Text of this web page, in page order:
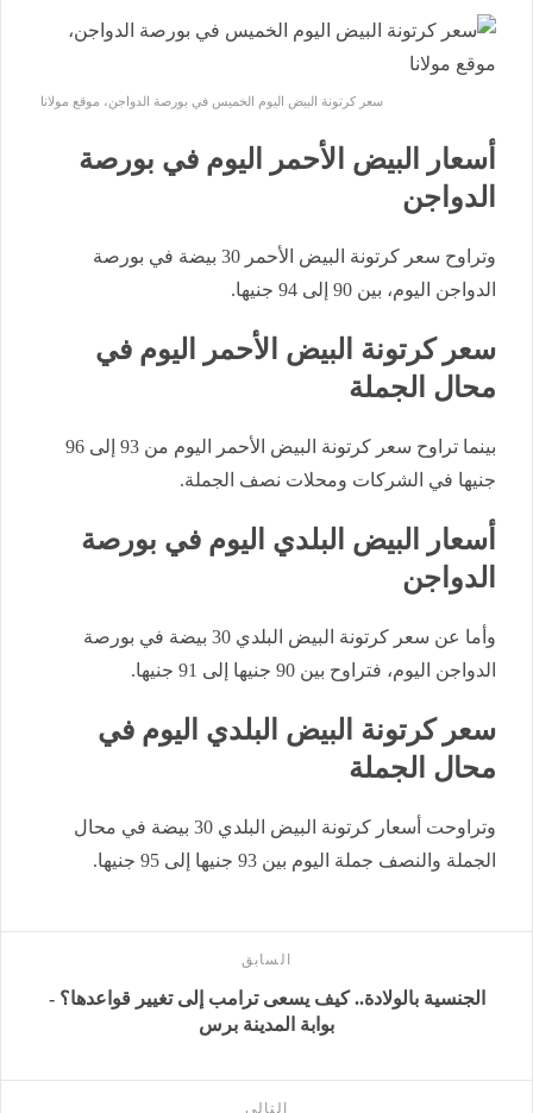
سعر كرتونة البيض اليوم الخميس في بورصة الدواجن، موقع مولانا
أسعار البيض الأحمر اليوم في بورصة
الدواجن
وتراوح سعر كرتونة البيض الأحمر 30 بيضة في بورصة
الدواجن اليوم، بين 90 إلى 94 جنيها.
سعر كرتونة البيض الأحمر اليوم في
محال الجملة
بينما تراوح سعر كرتونة البيض الأحمر اليوم من 93 إلى 96
جنيها في الشركات ومحلات نصف الجملة.
أسعار البيض البلدي اليوم في بورصة
الدواجن
وأما عن سعر كرتونة البيض البلدي 30 بيضة في بورصة
الدواجن اليوم، فتراوح بين 90 جنيها إلى 91 جنيها.
سعر كرتونة البيض البلدي اليوم في
محال الجملة
وتراوحت أس
عار كرتونة البيض البلدي 30 بيضة في محال
الجملة والنصف جملة اليوم بين 93 جنيها إلى 95 جنيها.
السابق
الجنسية بالولادة.. كيف يسعى ترامب إلى تغيير قواعدها؟ -
بوابة المدينة برس
التالى